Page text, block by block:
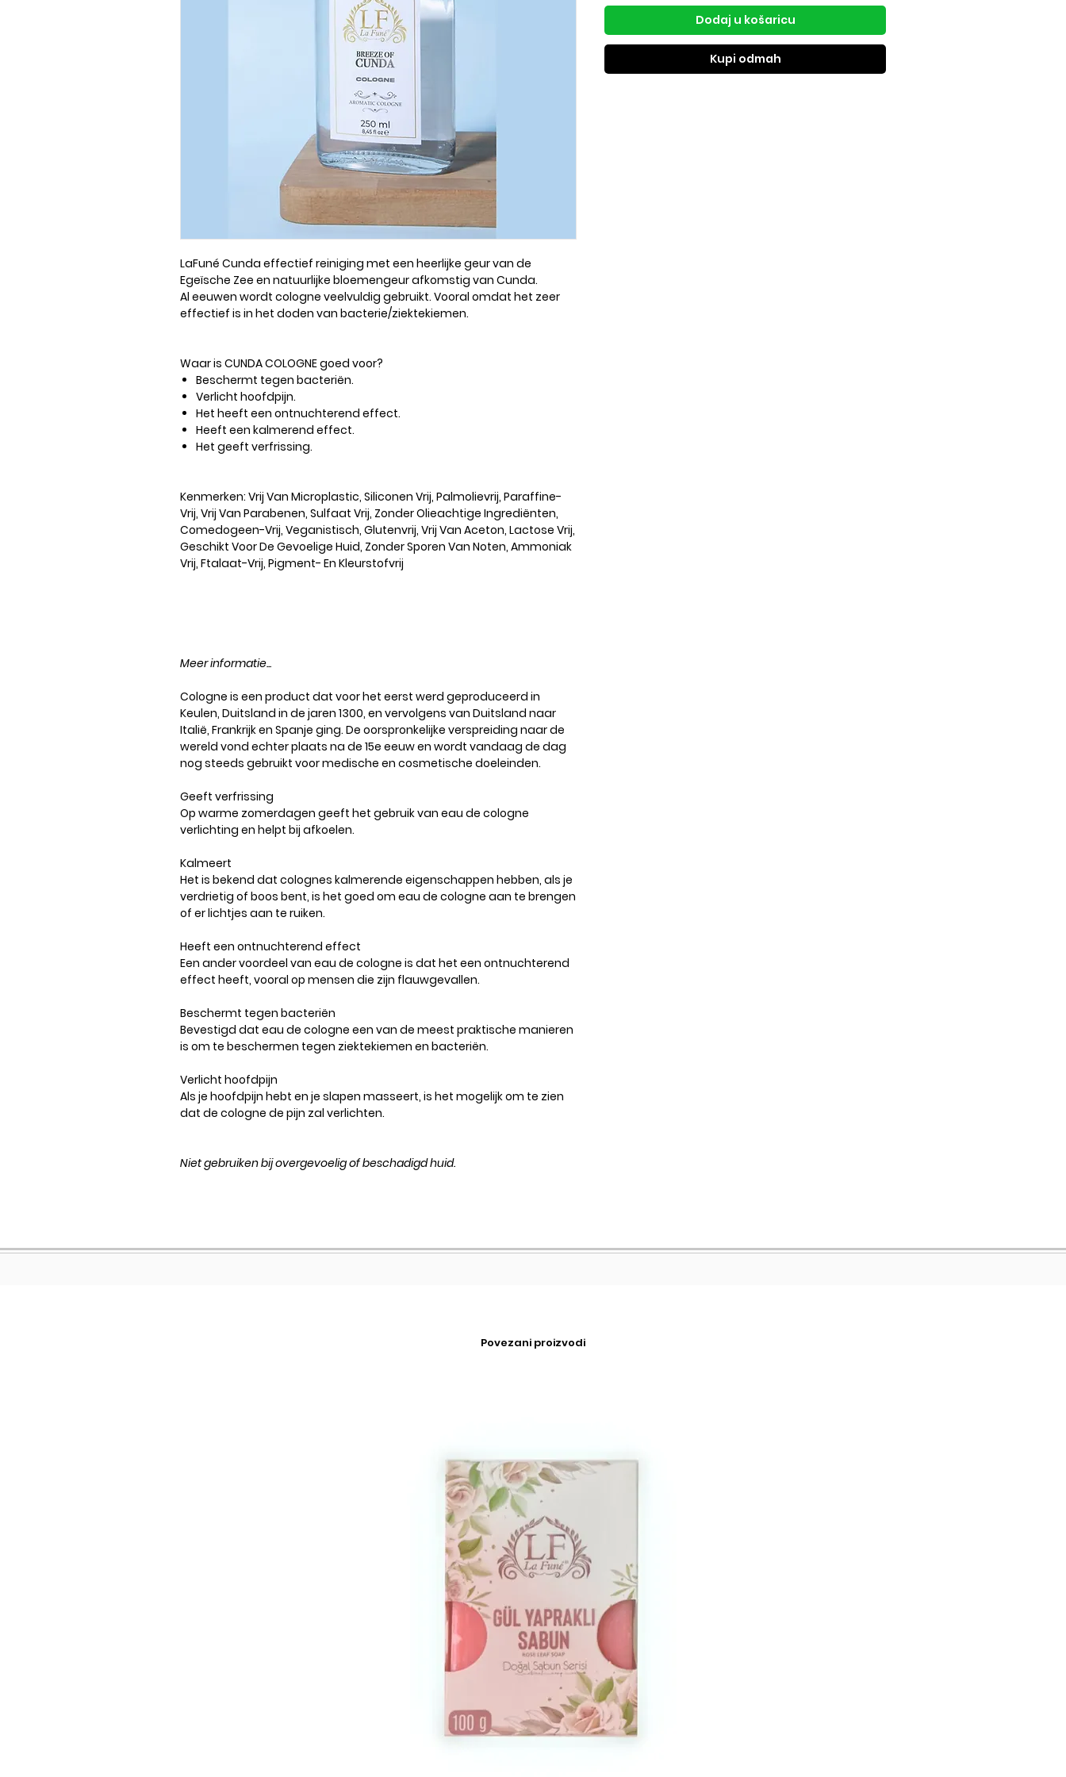
LaFuné Cunda effectief reiniging met een heerlijke geur van de
Egeïsche Zee en natuurlijke bloemengeur afkomstig van Cunda.
Al eeuwen wordt cologne veelvuldig gebruikt. Vooral omdat het zeer
effectief is in het doden van bacterie/ziektekiemen.
Waar is CUNDA COLOGNE goed voor?
Beschermt tegen bacteriën.
Verlicht hoofdpijn.
Het heeft een ontnuchterend effect.
Heeft een kalmerend effect.
Het geeft verfrissing.
Kenmerken: Vrij Van Microplastic, Siliconen Vrij, Palmolievrij, Paraffine-
Vrij, Vrij Van Parabenen, Sulfaat Vrij, Zonder Olieachtige Ingrediënten,
Comedogeen-Vrij, Veganistisch, Glutenvrij, Vrij Van Aceton, Lactose Vrij,
Geschikt Voor De Gevoelige Huid, Zonder Sporen Van Noten, Ammoniak
Vrij, Ftalaat-Vrij, Pigment- En Kleurstofvrij
Meer informatie...
Cologne is een product dat voor het eerst werd geproduceerd in
Keulen, Duitsland in de jaren 1300, en vervolgens van Duitsland naar
Italië, Frankrijk en Spanje ging. De oorspronkelijke verspreiding naar de
wereld vond echter plaats na de 15e eeuw en wordt vandaag de dag
nog steeds gebruikt voor medische en cosmetische doeleinden.
Geeft verfrissing
Op warme zomerdagen geeft het gebruik van eau de cologne
verlichting en helpt bij afkoelen.
Kalmeert
Het is bekend dat colognes kalmerende eigenschappen hebben, als je
verdrietig of boos bent, is het goed om eau de cologne aan te brengen
of er lichtjes aan te ruiken.
Heeft een ontnuchterend effect
Een ander voordeel van eau de cologne is dat het een ontnuchterend
effect heeft, vooral op mensen die zijn flauwgevallen.
Beschermt tegen bacteriën
Bevestigd dat eau de cologne een van de meest praktische manieren
is om te beschermen tegen ziektekiemen en bacteriën.
Verlicht hoofdpijn
Als je hoofdpijn hebt en je slapen masseert, is het mogelijk om te zien
dat de cologne de pijn zal verlichten.
Niet gebruiken bij overgevoelig of beschadigd huid.
Dodaj u košaricu
Kupi odmah
Povezani proizvodi